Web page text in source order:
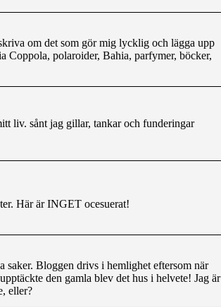
om det som gör mig lycklig och lägga upp
Coppola, polaroider, Bahia, parfymer, böcker,
liv. sånt jag gillar, tankar och funderingar
Här är INGET ocesuerat!
Bloggen drivs i hemlighet eftersom när
den gamla blev det hus i helvete! Jag är
eller?